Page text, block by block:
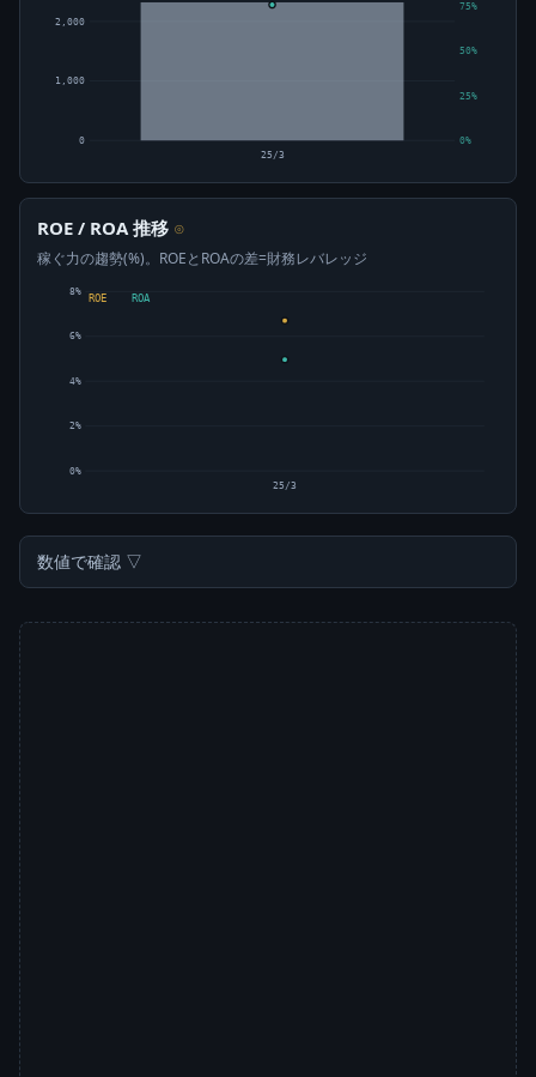
0
1,000
2,000
0%
25%
50%
75%
25/3
ROE / ROA 推移 ⊙
稼ぐ力の趨勢(%)。ROEとROAの差=財務レバレッジ
0%
2%
4%
6%
8%
ROE ROA
25/3
数値で確認 ▽